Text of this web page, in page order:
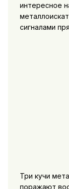
интересное
сигналами
Три кучи
поражают